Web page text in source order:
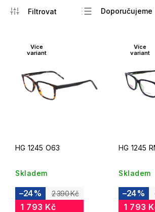
Doporučujeme
Nejdražší
Abecedně
Více
variant
HG 1245 O63
Skladem
2 390 Kč
–24 %
1 793 Kč
Více
variant
HG 1245
Skladem
–24 %
1 793